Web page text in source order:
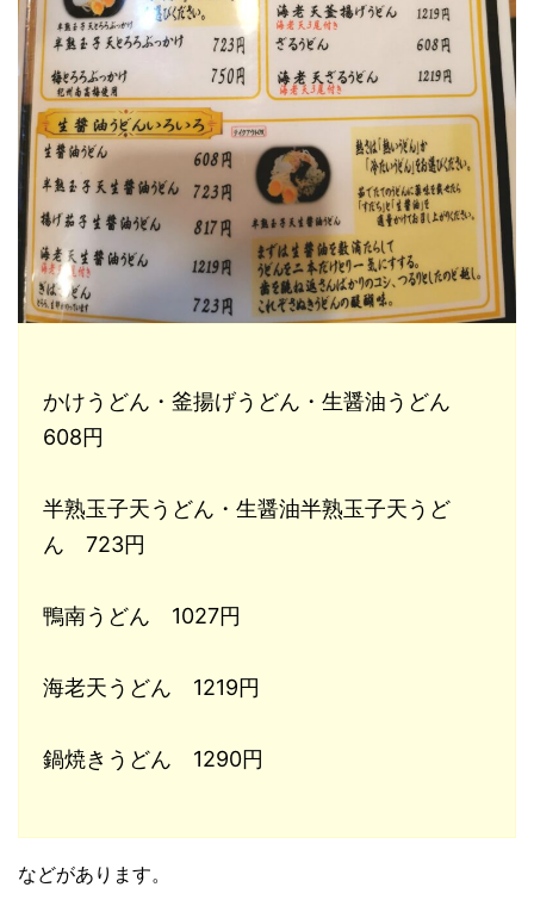
かけうどん・釜揚げうどん・生醤油うどん
608円
半熟玉子天うどん・生醤油半熟玉子天うど
ん 723円
鴨南うどん 1027円
海老天うどん 1219円
鍋焼きうどん 1290円
などがあります。